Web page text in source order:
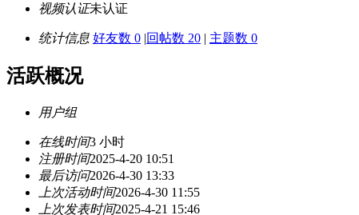
视频认证未认证
统计信息 好友数 0 |回帖数 20 | 主题数 0
活跃概况
用户组
在线时间3 小时
注册时间2025-4-20 10:51
最后访问2026-4-30 13:33
上次活动时间2026-4-30 11:55
上次发表时间2025-4-21 15:46